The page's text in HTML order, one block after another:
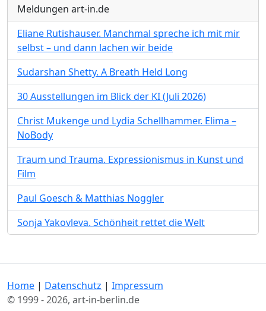
Meldungen art-in.de
Eliane Rutishauser. Manchmal spreche ich mit mir
selbst – und dann lachen wir beide
Sudarshan Shetty. A Breath Held Long
30 Ausstellungen im Blick der KI (Juli 2026)
Christ Mukenge und Lydia Schellhammer. Elima –
NoBody
Traum und Trauma. Expressionismus in Kunst und
Film
Paul Goesch & Matthias Noggler
Sonja Yakovleva. Schönheit rettet die Welt
Home | Datenschutz | Impressum
© 1999 - 2026, art-in-berlin.de